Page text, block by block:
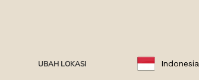
UBAH LOKASI Indonesia